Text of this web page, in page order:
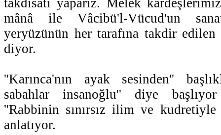
mânâ ile Vâcibü'l-Vücud'un
yeryüzünün her tarafına takdir
diyor.
''Karınca'nın ayak sesinden''
sabahlar insanoğlu'' diye başlıyor
''Rabbinin sınırsız ilim ve
anlatıyor.